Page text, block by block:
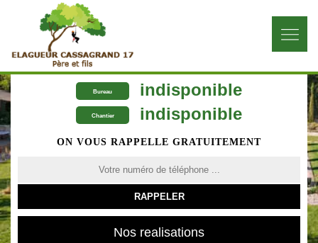
Bureau indisponible
Chantier indisponible
ON VOUS RAPPELLE GRATUITEMENT
Nos realisations